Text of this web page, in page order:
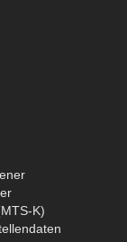
K)